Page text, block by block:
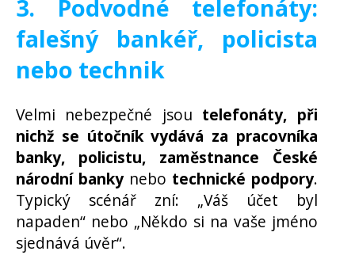
3. Podvodné telefonáty:
falešný bankéř, policista
nebo technik
Velmi nebezpečné jsou telefonáty, při
nichž se útočník vydává za pracovníka
banky, policistu, zaměstnance České
národní banky nebo technické podpory.
Typický scénář zní: „Váš účet byl
napaden“ nebo „Někdo si na vaše jméno
sjednává úvěr“.